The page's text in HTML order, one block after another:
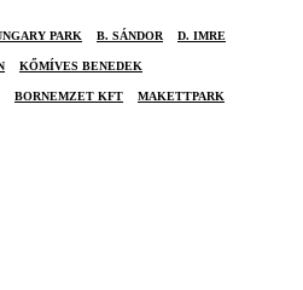
PARK B. SÁNDOR D. IMRE
KŐMÍVES BENEDEK
BORNEMZET KFT MAKETTPARK